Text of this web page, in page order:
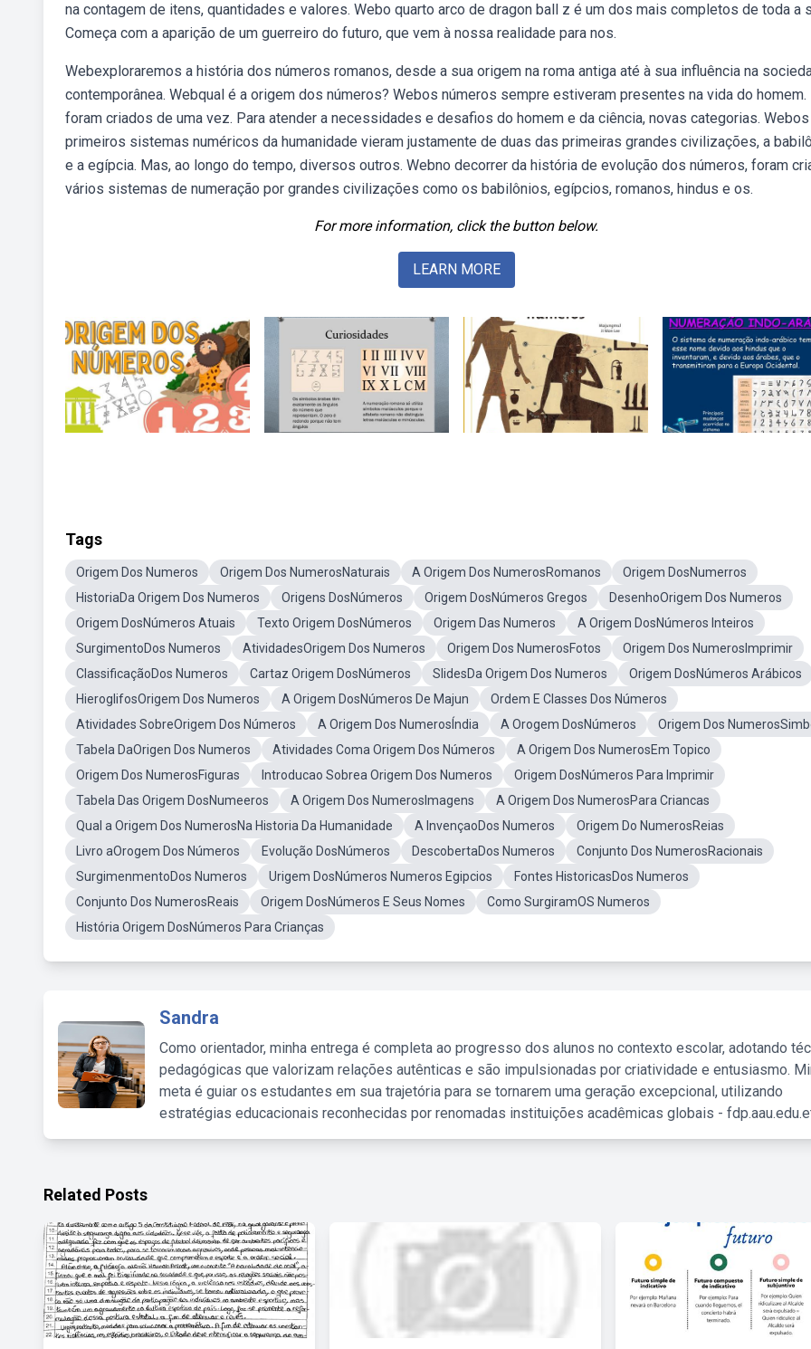
na contagem de itens, quantidades e valores. Webo quarto arco de dragon ball z é um dos mais completos de toda a
Começa com a aparição de um guerreiro do futuro, que vem à nossa realidade para nos.
Webexploraremos a história dos números romanos, desde a sua origem na roma antiga até à sua influência na
contemporânea. Webqual é a origem dos números? Webos números sempre estiveram presentes na vida do homem.
foram criados de uma vez. Para atender a necessidades e desafios do homem e da ciência, novas categorias. Webos
primeiros sistemas numéricos da humanidade vieram justamente de duas das primeiras grandes civilizações, a
e a egípcia. Mas, ao longo do tempo, diversos outros. Webno decorrer da história de evolução dos números, foram
vários sistemas de numeração por grandes civilizações como os babilônios, egípcios, romanos, hindus e os.
For more information, click the button below.
LEARN MORE
Tags
Origem Dos Numeros Origem Dos NumerosNaturais A Origem Dos NumerosRomanos
Origem DosNumerros
HistoriaDa Origem Dos Numeros
Origens DosNúmeros Origem DosNúmeros Gregos
DesenhoOrigem Dos Numeros
Origem DosNúmeros Atuais
Texto Origem DosNúmeros Origem Das Numeros
A Origem DosNúmeros Inteiros
SurgimentoDos Numeros
AtividadesOrigem Dos Numeros Origem Dos NumerosFotos
Origem Dos NumerosImprimir
ClassificaçãoDos Numeros
Cartaz Origem DosNúmeros SlidesDa Origem Dos Numeros
Origem DosNúmeros Arábicos
HieroglifosOrigem Dos Numeros
A Origem DosNúmeros De Majun
Ordem E Classes Dos Números
Atividades SobreOrigem Dos Números
A Origem Dos NumerosÍndia A Orogem DosNúmeros
Origem Dos
Tabela DaOrigen Dos Numeros
Atividades Coma Origem Dos Números
A Origem Dos NumerosEm Topico
Origem Dos NumerosFiguras
Introducao Sobrea Origem Dos Numeros
Origem DosNúmeros Para Imprimir
Tabela Das Origem DosNumeeros
A Origem Dos NumerosImagens
A Origem Dos NumerosPara Criancas
Qual a Origem Dos NumerosNa Historia Da Humanidade
A InvençaoDos Numeros
Origem Do NumerosReias
Livro aOrogem Dos Números
Evolução DosNúmeros DescobertaDos Numeros
Conjunto Dos NumerosRacionais
SurgimenmentoDos Numeros
Urigem DosNúmeros Numeros Egipcios
Fontes HistoricasDos Numeros
Conjunto Dos NumerosReais
Origem DosNúmeros E Seus Nomes
Como SurgiramOS Numeros
História Origem DosNúmeros Para Crianças
Sandra
Como orientador, minha entrega é completa ao progresso dos alunos no contexto escolar, adotando
pedagógicas que valorizam relações autênticas e são impulsionadas por criatividade e entusiasmo.
meta é guiar os estudantes em sua trajetória para se tornarem uma geração excepcional, utilizando
estratégias educacionais reconhecidas por renomadas instituições acadêmicas globais -
Related Posts